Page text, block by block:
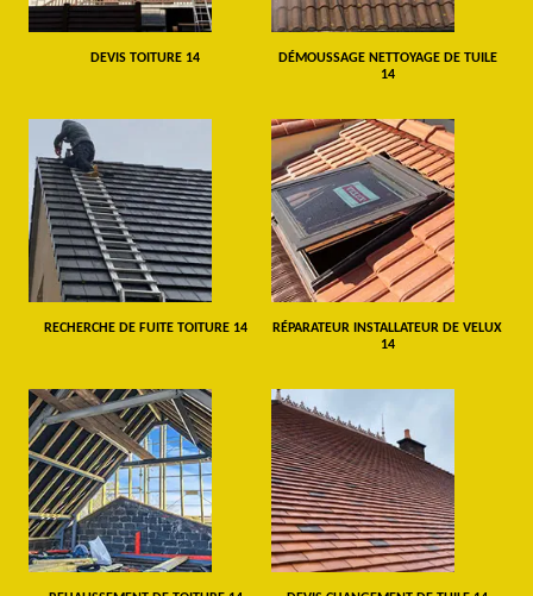
DEVIS TOITURE 14
DÉMOUSSAGE NETTOYAGE DE TUILE
14
RECHERCHE DE FUITE TOITURE 14
RÉPARATEUR INSTALLATEUR DE VELUX
14